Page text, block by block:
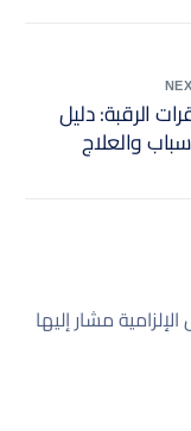
الرقبة: دليل
والعلاج
مشار إليها